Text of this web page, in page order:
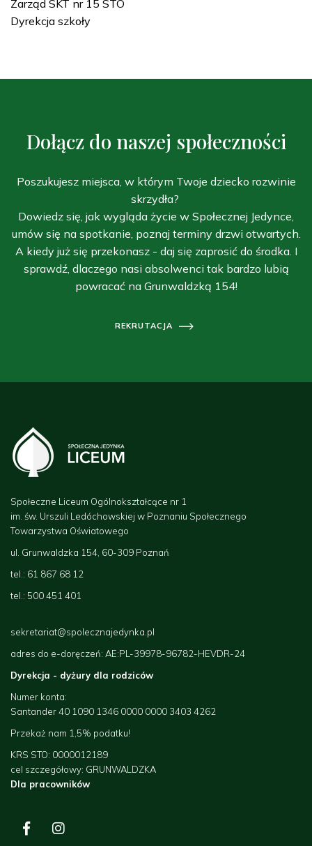
Zarząd SKT nr 15 STO
Dyrekcja szkoły
Dołącz do naszej społeczności
Poszukujesz miejsca, w którym Twoje dziecko rozwinie
skrzydła?
Dowiedz się, jak wygląda życie w Społecznej Jedynce,
umów się na spotkanie, poznaj terminy drzwi otwartych.
A kiedy już się przekonasz - daj się zaprosić do środka. I
sprawdź, dlaczego nasi absolwenci tak bardzo lubią
powracać na Grunwaldzką 154!
REKRUTACJA
Społeczne Liceum Ogólnokształcące nr 1
im. św. Urszuli Ledóchowskiej w Poznaniu Społecznego
Towarzystwa Oświatowego
ul. Grunwaldzka 154, 60-309 Poznań
tel.: 61 867 68 12
tel.: 500 451 401
sekretariat@spolecznajedynka.pl
adres do e-doręczeń: AE:PL-39978-96782-HEVDR-24
Dyrekcja - dyżury dla rodziców
Numer konta:
Santander 40 1090 1346 0000 0000 3403 4262
Przekaż nam 1,5% podatku!
KRS STO: 0000012189
cel szczegółowy: GRUNWALDZKA
Dla pracowników